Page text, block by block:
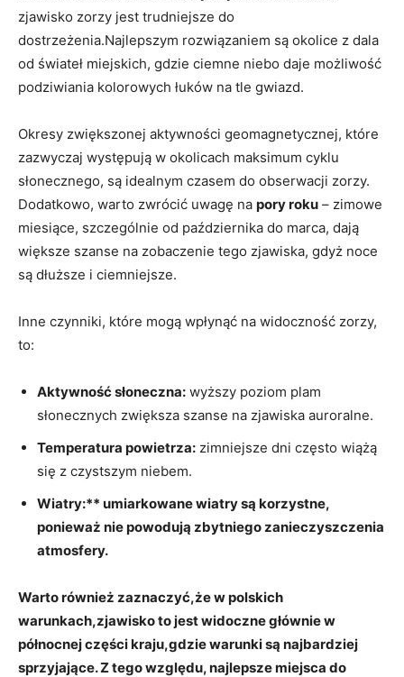
zjawisko zorzy jest trudniejsze do
dostrzeżenia.Najlepszym rozwiązaniem są okolice z dala
od świateł miejskich, gdzie ciemne niebo daje możliwość
podziwiania kolorowych łuków na tle gwiazd.
Okresy zwiększonej aktywności geomagnetycznej, które
zazwyczaj występują w okolicach maksimum cyklu
słonecznego, są idealnym czasem do obserwacji zorzy.
Dodatkowo, warto zwrócić uwagę na pory roku – zimowe
miesiące, szczególnie od października do marca, dają
większe szanse na zobaczenie tego zjawiska, gdyż noce
są dłuższe i ciemniejsze.
Inne czynniki, które mogą wpłynąć na widoczność zorzy,
to:
Aktywność słoneczna: wyższy poziom plam
słonecznych zwiększa szanse na zjawiska auroralne.
Temperatura powietrza: zimniejsze dni często wiążą
się z czystszym niebem.
Wiatry:** umiarkowane wiatry są korzystne,
ponieważ nie powodują zbytniego zanieczyszczenia
atmosfery.
Warto również zaznaczyć,że w polskich
warunkach,zjawisko to jest widoczne głównie w
północnej części kraju,gdzie warunki są najbardziej
sprzyjające. Z tego względu, najlepsze miejsca do